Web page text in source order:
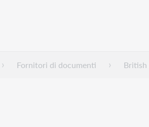
Fornitori di documenti